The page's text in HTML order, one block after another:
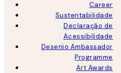
Career
Sustentabilidade
Declaração de
Acessibilidade
Desenio Ambassador
Programme
Art Awards